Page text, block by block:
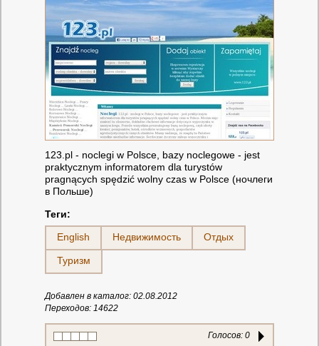
123.pl - noclegi w Polsce, bazy noclegowe - jest
praktycznym informatorem dla turystów
pragnących spędzić wolny czas w Polsce (ночлеги
в Польше)
Теги:
English
Недвижимость Отдых
Туризм
Добавлен в каталог: 02.08.2012
Переходов: 14622
Голосов: 0